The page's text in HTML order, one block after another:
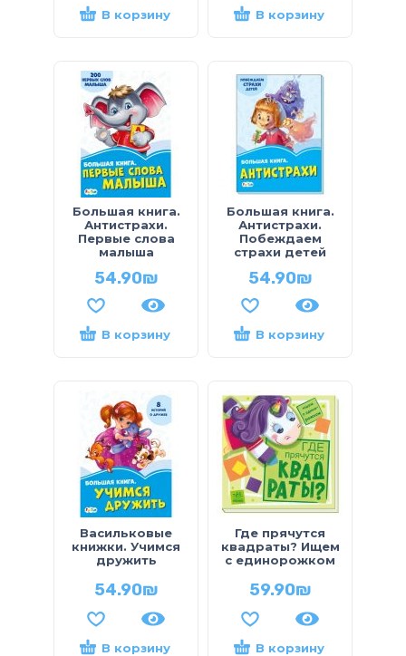
В корзину В корзину
Большая книга.
Антистрахи.
Первые слова
малыша
54.90₪
В корзину
Большая книга.
Антистрахи.
Побеждаем
страхи детей
54.90₪
В корзину
Васильковые
книжки. Учимся
дружить
54.90₪
В корзину
Где прячутся
квадраты? Ищем
с единорожком
59.90₪
В корзину